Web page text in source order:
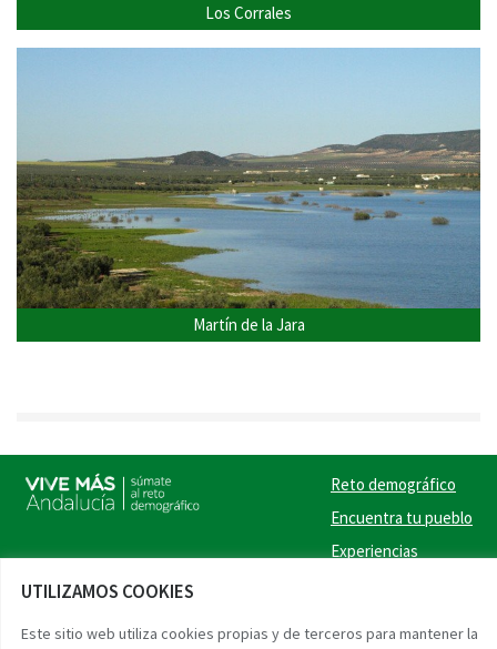
UTILIZAMOS COOKIES
Este sitio web utiliza cookies propias y de terceros para mantener la
Los Corrales
Martín de la Jara
Reto demográfico
Encuentra tu pueblo
Experiencias
Twitter
Facebook